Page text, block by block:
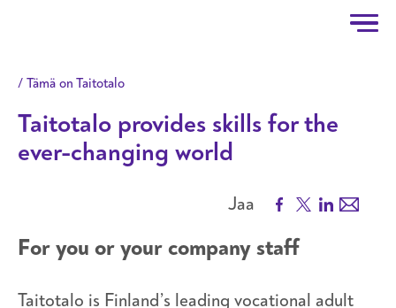
Tämä on Taitotalo
Taitotalo provides skills for the
ever-changing world
Jaa Facebook
X LinkedIn
Email
For you or your company staff
Taitotalo is Finland’s leading vocational adult